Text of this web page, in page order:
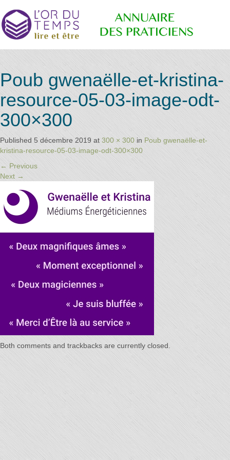
Annuaire
des
Praticiens
"L'Or du
Temps"
les
praticiens
"bien-
être"
conseillé
par la
librairie
l'or du
Poub gwenaëlle-et-kristina-
resource-05-03-image-odt-
300×300
Published 5 décembre 2019 at 300 × 300 in Poub gwenaëlle-et-
kristina-resource-05-03-image-odt-300×300
← Previous
Next →
Both comments and trackbacks are currently closed.